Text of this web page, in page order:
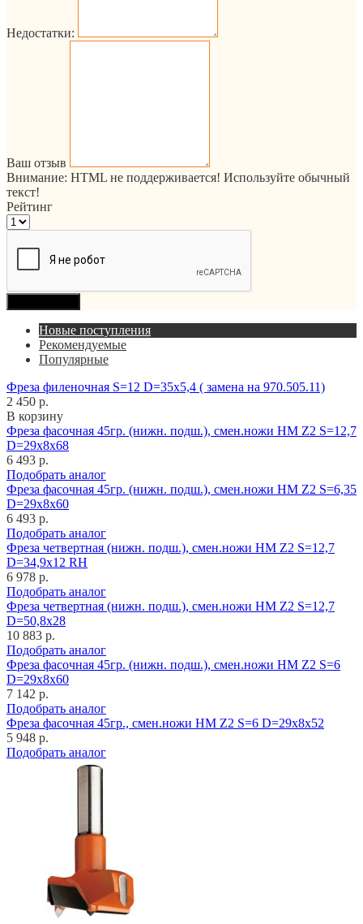
Недостатки:
Ваш отзыв
Внимание: HTML не поддерживается! Используйте обычный
текст!
Рейтинг
Новые поступления
Рекомендуемые
Популярные
Фреза филеночная S=12 D=35x5,4 ( замена на 970.505.11)
2 450 р.
В корзину
Фреза фасочная 45гр. (нижн. подш.), смен.ножи HM Z2 S=12,7
D=29x8x68
6 493 р.
Подобрать аналог
Фреза фасочная 45гр. (нижн. подш.), смен.ножи HM Z2 S=6,35
D=29x8x60
6 493 р.
Подобрать аналог
Фреза четвертная (нижн. подш.), смен.ножи HM Z2 S=12,7
D=34,9x12 RH
6 978 р.
Подобрать аналог
Фреза четвертная (нижн. подш.), смен.ножи HM Z2 S=12,7
D=50,8x28
10 883 р.
Подобрать аналог
Фреза фасочная 45гр. (нижн. подш.), смен.ножи HM Z2 S=6
D=29x8x60
7 142 р.
Подобрать аналог
Фреза фасочная 45гр., смен.ножи HM Z2 S=6 D=29x8x52
5 948 р.
Подобрать аналог